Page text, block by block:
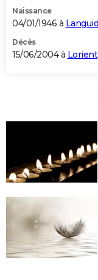
Naissance
04/01/1946 à
Décès
15/06/2004 à Lorient